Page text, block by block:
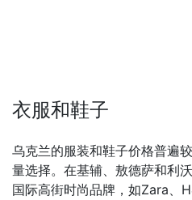
衣服和鞋子
乌克兰的服装和鞋子价格普遍
量选择。在基辅、敖德萨和利
国际高街时尚品牌，如Zara、